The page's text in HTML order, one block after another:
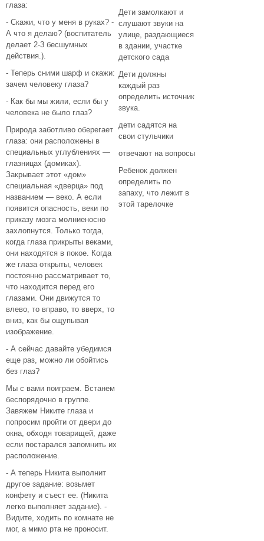
глаза:
- Скажи, что у меня в руках? -
А что я делаю? (воспитатель
делает 2-3 бесшумных
действия.).
- Теперь сними шарф и скажи:
зачем человеку глаза?
- Как бы мы жили, если бы у
человека не было глаз?
Природа заботливо оберегает
глаза: они расположены в
специальных углублениях —
глазницах (домиках).
Закрывает этот «дом»
специальная «дверца» под
названием — веко. А если
появится опасность, веки по
приказу мозга молниеносно
захлопнутся. Только тогда,
когда глаза прикрыты веками,
они находятся в покое. Когда
же глаза открыты, человек
постоянно рассматривает то,
что находится перед его
глазами. Они движутся то
влево, то вправо, то вверх, то
вниз, как бы ощупывая
изображение.
- А сейчас давайте убедимся
еще раз, можно ли обойтись
без глаз?
Мы с вами поиграем. Встанем
беспорядочно в группе.
Завяжем Никите глаза и
попросим пройти от двери до
окна, обходя товарищей, даже
если постарался запомнить их
расположение.
- А теперь Никита выполнит
другое задание: возьмет
конфету и съест ее. (Никита
легко выполняет задание). -
Видите, ходить по комнате не
мог, а мимо рта не проносит.
Дети замолкают и
слушают звуки на
улице, раздающиеся
в здании, участке
детского сада
Дети должны
каждый раз
определить источник
звука.
дети садятся на
свои стульчики
отвечают на вопросы
Ребенок должен
определить по
запаху, что лежит в
этой тарелочке